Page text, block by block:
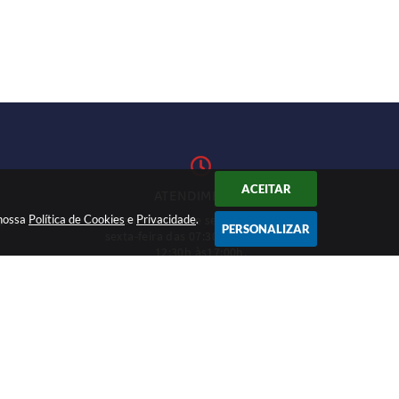
Política de Cookies e Privacidade.
ACEITAR
PERSONALIZAR
27
ATENDIMENTO
Atendimento de segunda-feira a
sexta-feira das 07:30h às 11h e das
12:30h às17:00h.